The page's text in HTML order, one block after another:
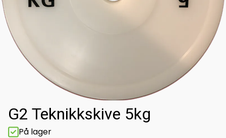
G2 Teknikkskive 5kg
På lager